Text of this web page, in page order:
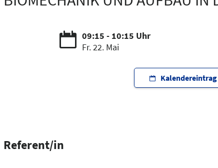
09:15 - 10:15 Uhr
Fr. 22. Mai
Kalendereintrag
Referent/in